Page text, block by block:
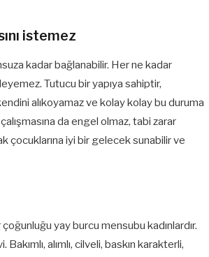
istemez
kadar bağlanabilir. Her ne kadar
Tutucu bir yapıya sahiptir,
alıkoyamaz ve kolay kolay bu duruma
da engel olmaz, tabi zarar
çocuklarına iyi bir gelecek sunabilir ve
yay burcu mensubu kadınlardır.
alımlı, cilveli, baskın karakterli,